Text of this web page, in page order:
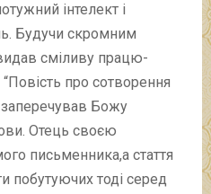
інтелект і
Будучи скромним
сміливу працю-
про сотворення
Божу
Отець своєю
письменника,а стаття
побутуючих тоді серед